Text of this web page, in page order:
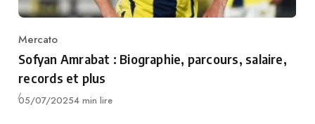
Category
Mercato
Sofyan Amrabat : Biographie, parcours, salaire,
records et plus
Publié
05/07/20254 min lire